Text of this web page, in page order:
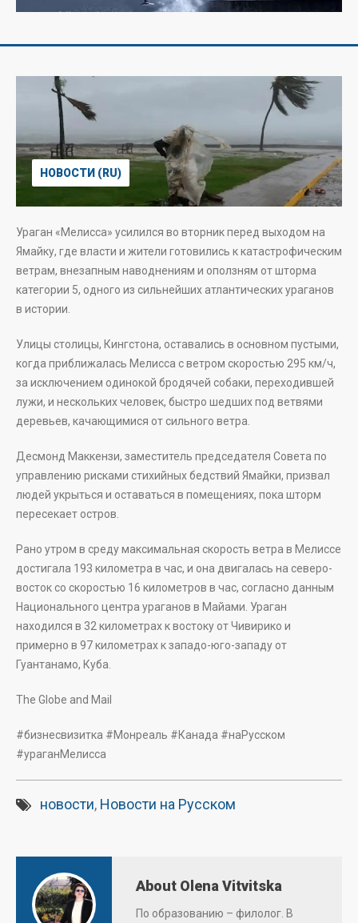
НОВОСТИ (RU)
Ураган «Мелисса» усилился во вторник перед выходом на
Ямайку, где власти и жители готовились к катастрофическим
ветрам, внезапным наводнениям и оползням от шторма
категории 5, одного из сильнейших атлантических ураганов
в истории.
Улицы столицы, Кингстона, оставались в основном пустыми,
когда приближалась Мелисса с ветром скоростью 295 км/ч,
за исключением одинокой бродячей собаки, переходившей
лужи, и нескольких человек, быстро шедших под ветвями
деревьев, качающимися от сильного ветра.
Десмонд Маккензи, заместитель председателя Совета по
управлению рисками стихийных бедствий Ямайки, призвал
людей укрыться и оставаться в помещениях, пока шторм
пересекает остров.
Рано утром в среду максимальная скорость ветра в Мелиссе
достигала 193 километра в час, и она двигалась на северо-
восток со скоростью 16 километров в час, согласно данным
Национального центра ураганов в Майами. Ураган
находился в 32 километрах к востоку от Чивирико и
примерно в 97 километрах к западо-юго-западу от
Гуантанамо, Куба.
The Globe and Mail
#бизнесвизитка #Монреаль #Канада #наРусском
#ураганМелисса
новости, Новости на Русском
About Olena Vitvitska
По образованию – филолог. В